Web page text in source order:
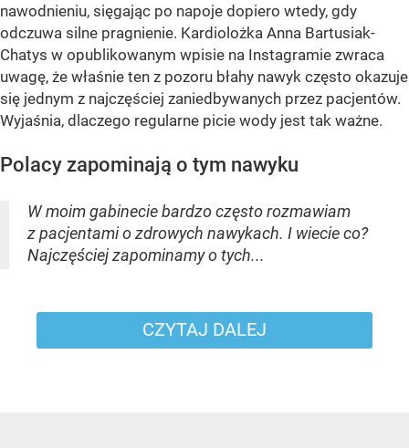
nawodnieniu, sięgając po napoje dopiero wtedy, gdy
odczuwa silne pragnienie. Kardiolożka Anna Bartusiak-
Chatys w opublikowanym wpisie na Instagramie zwraca
uwagę, że właśnie ten z pozoru błahy nawyk często okazuje
się jednym z najczęściej zaniedbywanych przez pacjentów.
Wyjaśnia, dlaczego regularne picie wody jest tak ważne.
Polacy zapominają o tym nawyku
W moim gabinecie bardzo często rozmawiam
z pacjentami o zdrowych nawykach. I wiecie co?
Najczęściej zapominamy o tych...
CZYTAJ DALEJ